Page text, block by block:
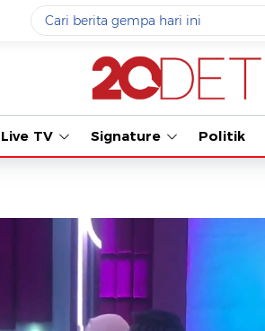
Yang sedang ramai dicari
data live draw sgp
#3prabowo
#5gempa hari ini
Terakhir yang dicari
Live TV Signature Politik